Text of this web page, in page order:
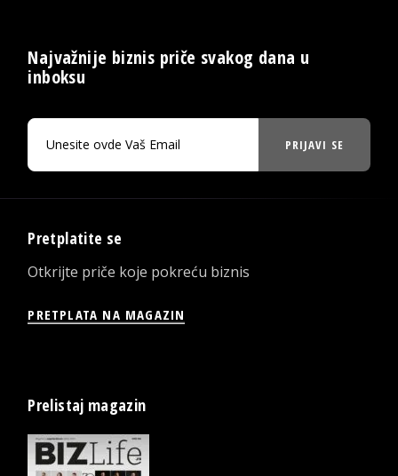
Najvažnije biznis priče svakog dana u
inboksu
PRIJAVI SE
Pretplatite se
Otkrijte priče koje pokreću biznis
PRETPLATA NA MAGAZIN
Prelistaj magazin